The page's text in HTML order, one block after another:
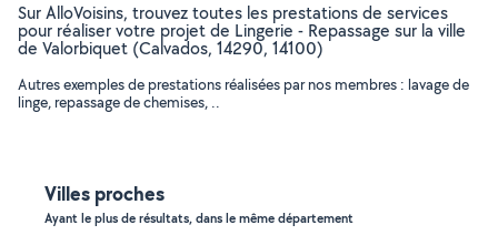
Sur AlloVoisins, trouvez toutes les prestations de services
pour réaliser votre projet de Lingerie - Repassage sur la ville
de Valorbiquet (Calvados, 14290, 14100)
Autres exemples de prestations réalisées par nos membres : lavage de
linge, repassage de chemises, ..
Villes proches
Ayant le plus de résultats, dans le même département